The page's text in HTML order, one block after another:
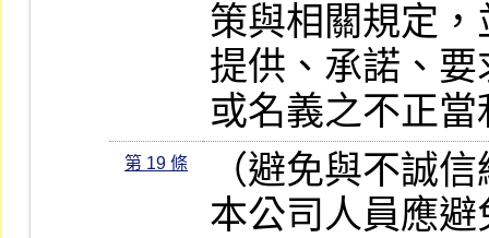
策與相關規定
提供、承諾、
或名義之不正當
第 19 條
（避免與不誠
本公司人員應